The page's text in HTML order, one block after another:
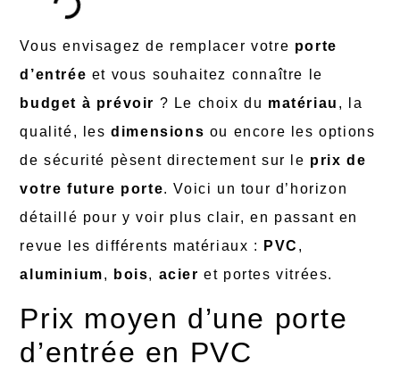
Vous envisagez de remplacer votre porte
d’entrée et vous souhaitez connaître le
budget à prévoir ? Le choix du matériau , la
qualité, lesdimensions ou encore les options
de sécurité pèsent directement sur le prix de
votre future porte. Voici un tour d’horizon
détaillé pour y voir plus clair, en passant en
revue les différents matériaux :
PVC ,
aluminium, bois, acier et portes vitrées.
Prix moyen d’une porte
d’entrée en PVC